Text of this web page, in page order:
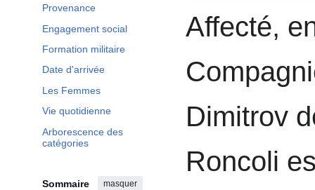
Provenance
Engagement social
Formation militaire
Date d'arrivée
Les Femmes
Vie quotidienne
Arborescence des
catégories
Sommaire masquer
Affecté,
Dimitrov
Roncoli